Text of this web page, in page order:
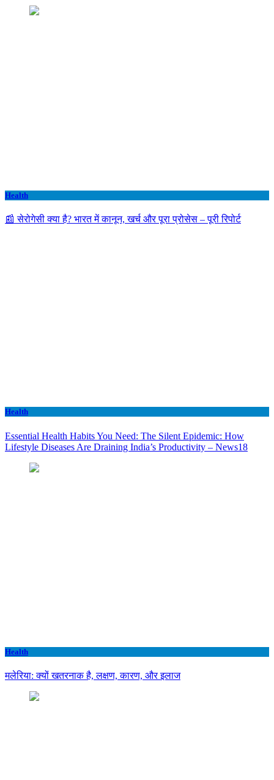
Health
📰 सेरोगेसी क्या है? भारत में कानून, खर्च और पूरा प्रोसेस – पूरी रिपोर्ट
Health
Essential Health Habits You Need: The Silent Epidemic: How
Lifestyle Diseases Are Draining India’s Productivity – News18
Health
मलेरिया: क्यों खतरनाक है, लक्षण, कारण, और इलाज